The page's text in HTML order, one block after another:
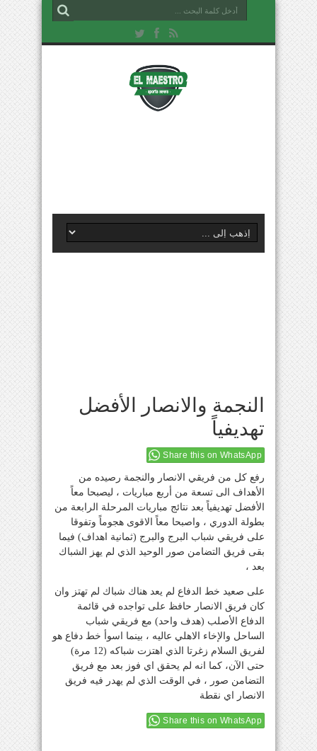
النجمة والانصار الأفضل
تهديفياً
Share this on WhatsApp
رفع كل من فريقي الانصار والنجمة رصيده من
الأهداف الى تسعة من أربع مباريات ، ليصبحا معاً
الأفضل تهديفياً بعد نتائج مباريات المرحلة الرابعة من
بطولة الدوري ، واصبحا معاً الاقوى هجوماً وتفوقا
على فريقي شباب البرج والبرج (ثمانية اهداف) فيما
بقى فريق التضامن صور الوحيد الذي لم يهز الشباك
بعد ،
على صعيد خط الدفاع لم يعد هناك شباك لم تهتز وان
كان فريق الانصار حافظ على تواجده في قائمة
الدفاع الأصلب (هدف واحد) مع فريقي شباب
الساحل والإخاء الاهلي عاليه ، بينما اسوأ خط دفاع هو
لفريق السلام زغرتا الذي اهتزت شباكه (12 مرة)
حتى الآن، كما انه لم يحقق اي فوز بعد مع فريق
التضامن صور ، في الوقت الذي لم يهدر فيه فريق
الانصار اي نقطة
Share this on WhatsApp